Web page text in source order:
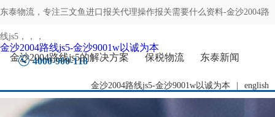
东泰物流，专注三文鱼进口报关代理操作报关需要什么资料-金沙2004路
线js5 ，，，
4000-900-118
金沙2004路线js5-金沙9001w以诚为本 english
金沙2004路线js5-金沙9001w以诚为本
金沙2004路线js5的解决方案
保税物流 东泰新闻